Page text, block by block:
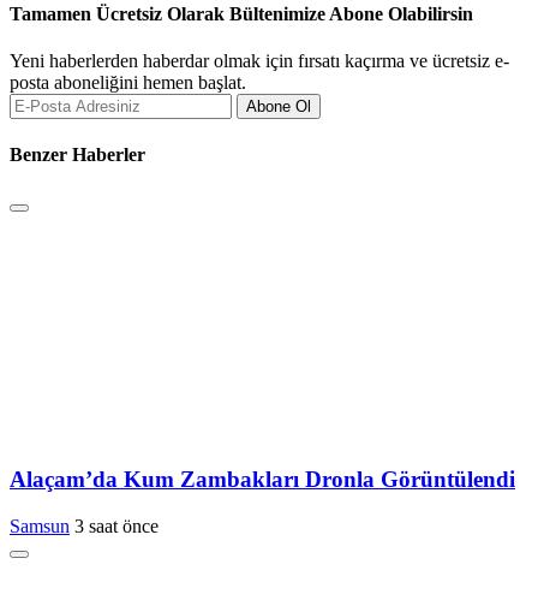
Tamamen Ücretsiz Olarak Bültenimize Abone Olabilirsin
Yeni haberlerden haberdar olmak için fırsatı kaçırma ve ücretsiz e-
posta aboneliğini hemen başlat.
Abone Ol
Benzer Haberler
Alaçam’da Kum Zambakları Dronla Görüntülendi
Samsun 3 saat önce